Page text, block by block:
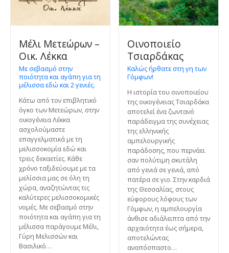
Μέλι Μετεώρων –
Οικ. Λέκκα
Με σεβασμό στην
ποιότητα και αγάπη για τη
μέλισσα εδώ και 2 γενιές.
Κάτω από τον επιβλητικό
όγκο των Μετεώρων, στην
οικογένεια Λέκκα
ασχολούμαστε
επαγγελματικά με τη
μελισσοκομία εδώ και
τρεις δεκαετίες. Κάθε
χρόνο ταξιδεύουμε με τα
μελίσσια μας σε όλη τη
χώρα, αναζητώντας τις
καλύτερες μελισσοκομικές
νομές. Με σεβασμό στην
ποιότητα και αγάπη για τη
μέλισσα παράγουμε Μέλι,
Γύρη Μελισσών και
Βασιλικό…
Οινοποιείο
Τσιαρδάκας
Καλώς ήρθατε στη γη των
Γόμφων!
Η ιστορία του οινοποιείου
της οικογένειας Τσιαρδάκα
αποτελεί ένα ζωντανό
παράδειγμα της συνέχειας
της ελληνικής
αμπελουργικής
παράδοσης, που περνάει
σαν πολύτιμη σκυτάλη
από γενιά σε γενιά, από
πατέρα σε γιο. Στην καρδιά
της Θεσσαλίας, στους
εύφορους λόφους των
Γόμφων, η αμπελουργία
άνθισε αδιάλειπτα από την
αρχαιότητα έως σήμερα,
αποτελώντας
αναπόσπαστο…